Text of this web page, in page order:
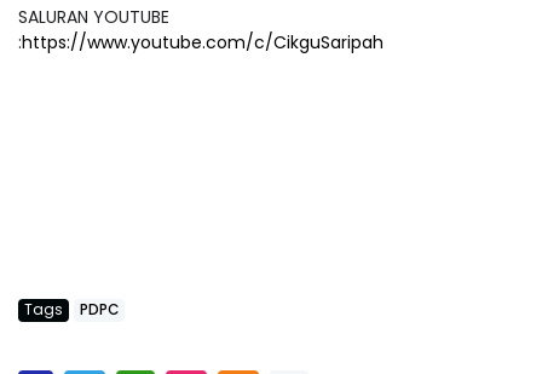
SALURAN YOUTUBE
:https://www.youtube.com/c/CikguSaripah
Tags PDPC